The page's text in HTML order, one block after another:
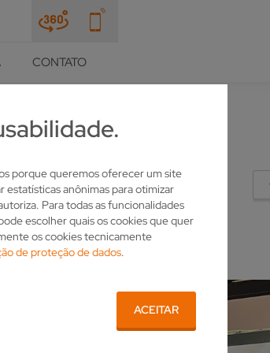
porque queremos oferecer um site
anônimas para otimizar
Para todas as funcionalidades
escolher quais os cookies que quer
os cookies tecnicamente
de proteção de dados.
ACEITAR
CONTATO